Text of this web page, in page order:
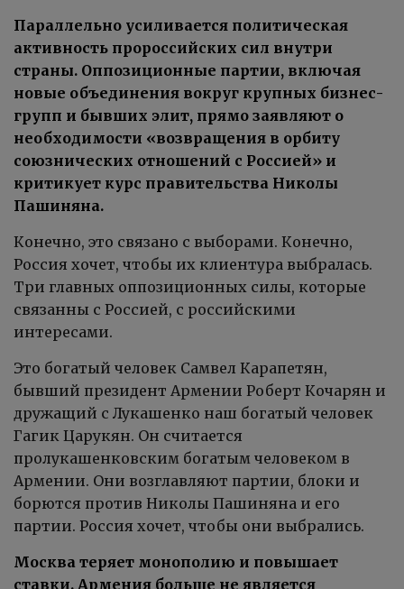
Параллельно усиливается политическая
активность пророссийских сил внутри
страны. Оппозиционные партии, включая
новые объединения вокруг крупных бизнес-
групп и бывших элит, прямо заявляют о
необходимости «возвращения в орбиту
союзнических отношений с Россией» и
критикует курс правительства Николы
Пашиняна.
Конечно, это связано с выборами. Конечно,
Россия хочет, чтобы их клиентура выбралась.
Три главных оппозиционных силы, которые
связанны с Россией, с российскими
интересами.
Это богатый человек Самвел Карапетян,
бывший президент Армении Роберт Кочарян и
дружащий с Лукашенко наш богатый человек
Гагик Царукян. Он считается
пролукашенковским богатым человеком в
Армении. Они возглавляют партии, блоки и
борются против Николы Пашиняна и его
партии. Россия хочет, чтобы они выбрались.
Москва теряет монополию и повышает
ставки. Армения больше не является